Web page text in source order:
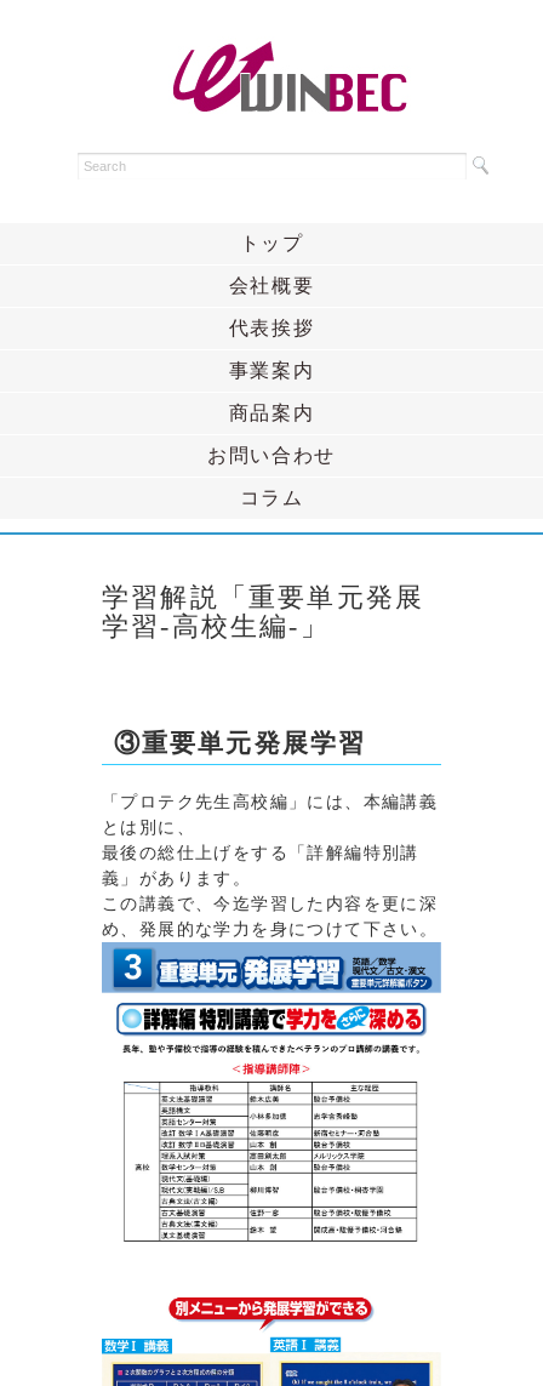
トップ
会社概要
代表挨拶
事業案内
商品案内
お問い合わせ
コラム
学習解説「重要単元発展
学習-高校生編-」
③重要単元発展学習
「プロテク先生高校編」には、本編講義
とは別に、
最後の総仕上げをする「詳解編特別講
義」があります。
この講義で、今迄学習した内容を更に深
め、発展的な学力を身につけて下さい。